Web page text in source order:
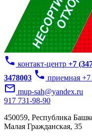
phone контакт-центр +7
3478003 phone приемная
mail_outline mup-sah@yandex.ru
917 731-98-90
450059, Республика
Малая Гражданская, 35